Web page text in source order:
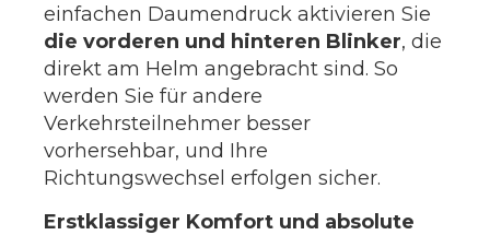
einfachen Daumendruck aktivieren Sie
die vorderen und hinteren Blinker, die
direkt am Helm angebracht sind. So
werden Sie für andere
Verkehrsteilnehmer besser
vorhersehbar, und Ihre
Richtungswechsel erfolgen sicher.
Erstklassiger Komfort und absolute